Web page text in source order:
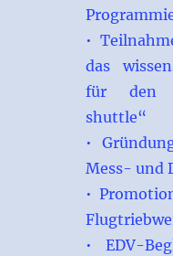
•
das
für den
shuttle“
•
Mess- und
•
• EDV-